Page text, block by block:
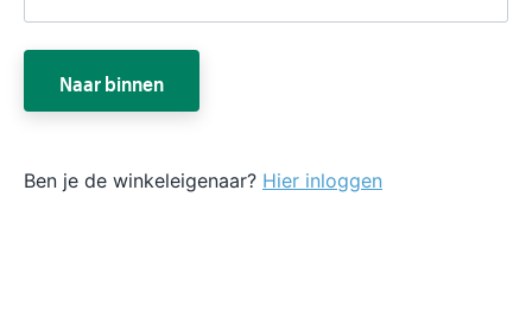
Naar binnen
Ben je de winkeleigenaar? Hier inloggen